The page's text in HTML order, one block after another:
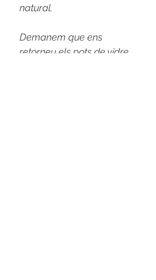
natural.
Demanem que ens
retorneu els pots de vidre